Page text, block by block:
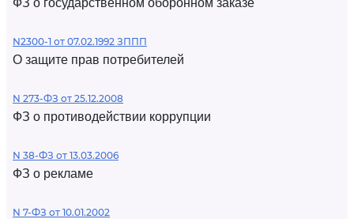
ФЗ о государственном оборонном заказе
N2300-1 от 07.02.1992 ЗППП
О защите прав потребителей
N 273-ФЗ от 25.12.2008
ФЗ о противодействии коррупции
N 38-ФЗ от 13.03.2006
ФЗ о рекламе
N 7-ФЗ от 10.01.2002